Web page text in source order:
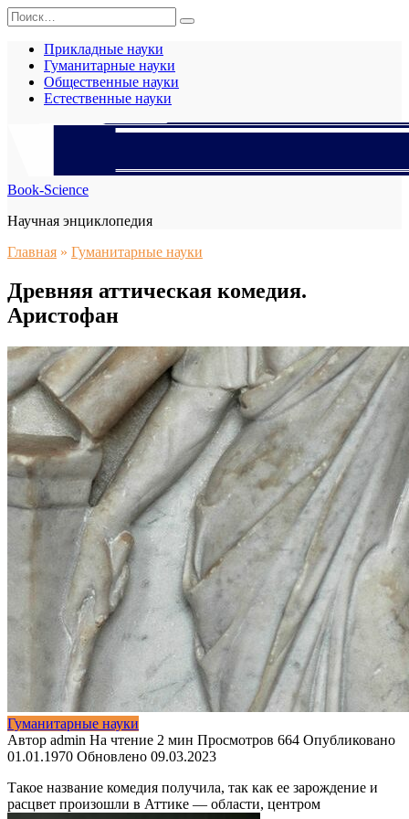
Перейти
к
содержанию
Search
for:
Прикладные науки
Гуманитарные науки
Общественные науки
Естественные науки
Book-Science
Научная энциклопедия
Главная » Гуманитарные науки
Древняя аттическая комедия.
Аристофан
Гуманитарные науки
Автор admin На чтение 2 мин Просмотров 664 Опубликовано
01.01.1970 Обновлено 09.03.2023
Такое название комедия получила, так как ее зарождение и
расцвет произошли в Аттике — области, центром